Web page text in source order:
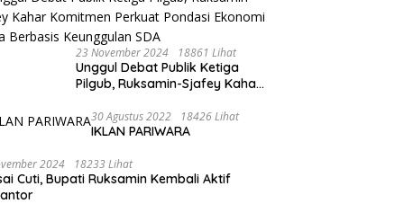
23 November 2024 18861 Lihat
Unggul Debat Publik Ketiga
Pilgub, Ruksamin-Sjafey Kahar
Ekonomi Sultra Berbasis
Keunggulan SDA
30 Agustus 2022 18426 Lihat
IKLAN PARIWARA
2024 18233 Lihat
Cuti, Bupati Ruksamin Kembali Aktif